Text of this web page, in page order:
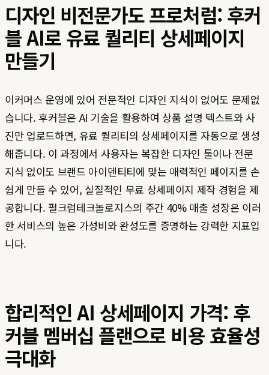
디자인 비전문가도 프로처럼: 후커
블 AI로 유료 퀄리티 상세페이지
만들기
이커머스 운영에 있어 전문적인 디자인 지식이 없어도 문제없
습니다. 후커블은 AI 기술을 활용하여 상품 설명 텍스트와 사
진만 업로드하면, 유료 퀄리티의 상세페이지를 자동으로 생성
해줍니다. 이 과정에서 사용자는 복잡한 디자인 툴이나 전문
지식 없이도 브랜드 아이덴티티에 맞는 매력적인 페이지를 손
쉽게 만들 수 있어, 실질적인 무료 상세페이지 제작 경험을 제
공합니다. 펄크럼테크놀로지스의 주간 40% 매출 성장은 이러
한 서비스의 높은 가성비와 완성도를 증명하는 강력한 지표입
니다.
합리적인 AI 상세페이지 가격: 후
커블 멤버십 플랜으로 비용 효율성
극대화